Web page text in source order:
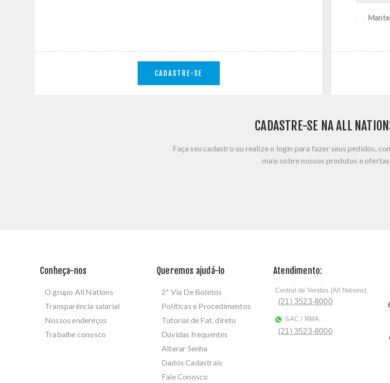
CADASTRE-SE
CADASTRE-SE NA ALL
Faça seu cadastro ou realize o login para fazer seus pedidos,
mais sobre nossos produtos e
Conheça-nos
O grupo All Nations
Transparência salarial
Nossos endereços
Trabalhe conosco
Queremos ajudá-lo
2ª Via De Boletos
Políticas e Procedimentos
Tutorial de Fat. direto
Dúvidas frequentes
Alterar Senha
Dados Cadastrais
Fale Conosco
Atendimento:
ﾠCentral de Vendas (All Nations):
(21) 3523-8000
SAC / RMA:
(21) 3523-8000